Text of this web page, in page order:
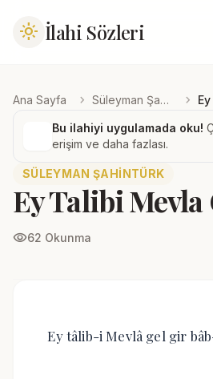
light_mode İlahi Sözleri
Ana Sayfa chevron_right Süleyman Şahintürk chevron_right
Bu ilahiyi uygulamada oku!
erişim ve daha fazlası.
SÜLEYMAN ŞAHINTÜRK
Ey Talibi Mevla
visibility62 Okunma
Ey tâlib-i Mevlâ gel gir